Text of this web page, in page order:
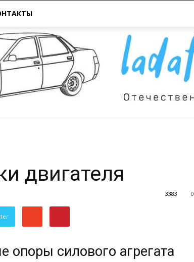
двигателя
0
3383
силового агрегата